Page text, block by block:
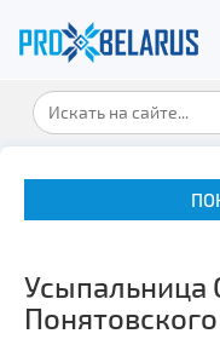
Усыпальница